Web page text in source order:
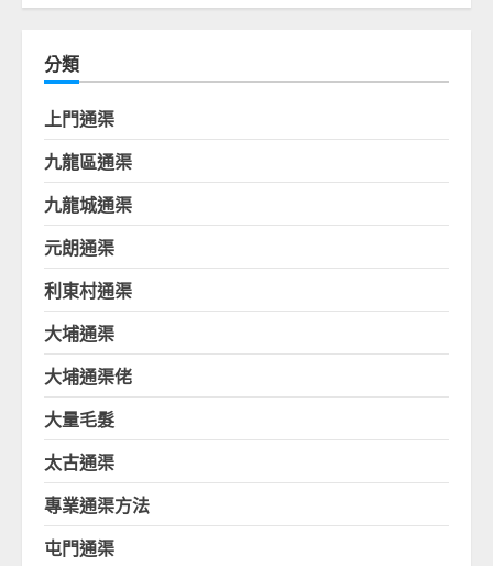
分類
上門通渠
九龍區通渠
九龍城通渠
元朗通渠
利東村通渠
大埔通渠
大埔通渠佬
大量毛髮
太古通渠
專業通渠方法
屯門通渠